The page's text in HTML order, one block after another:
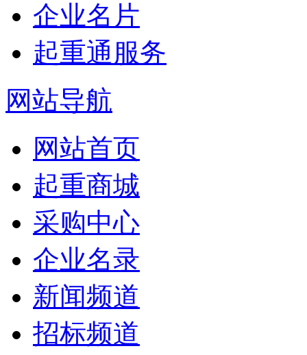
企业名片
起重通服务
网站导航
网站首页
起重商城
采购中心
企业名录
新闻频道
招标频道